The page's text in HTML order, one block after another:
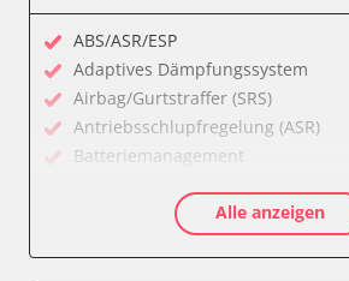
ABS/ASR/ESP
Adaptives Dämpfungssystem
Airbag/Gurtstraffer (SRS)
Antriebsschlupfregelung (ASR)
Batteriemanagement
Diagnoseschnittstelle (EOBD/OBDII)
Diebstahlwarnanlage
Alle anzeigen